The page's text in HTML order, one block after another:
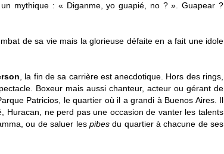
un mythique : « Diganme, yo guapié, no ? ». Guapear ?
de sa vie mais la glorieuse défaite en a fait une idole
, la fin de sa carrière est anecdotique. Hors des rings,
Boxeur mais aussi chanteur, acteur ou gérant de
Patricios, le quartier où il a grandi à Buenos Aires. Il
Huracan, ne perd pas une occasion de vanter les talents
ou de saluer lespibesdu quartier à chacune de ses